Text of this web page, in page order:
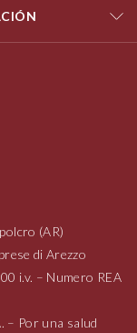
(AR)
di Arezzo
i.v. – Numero REA
– Por una salud